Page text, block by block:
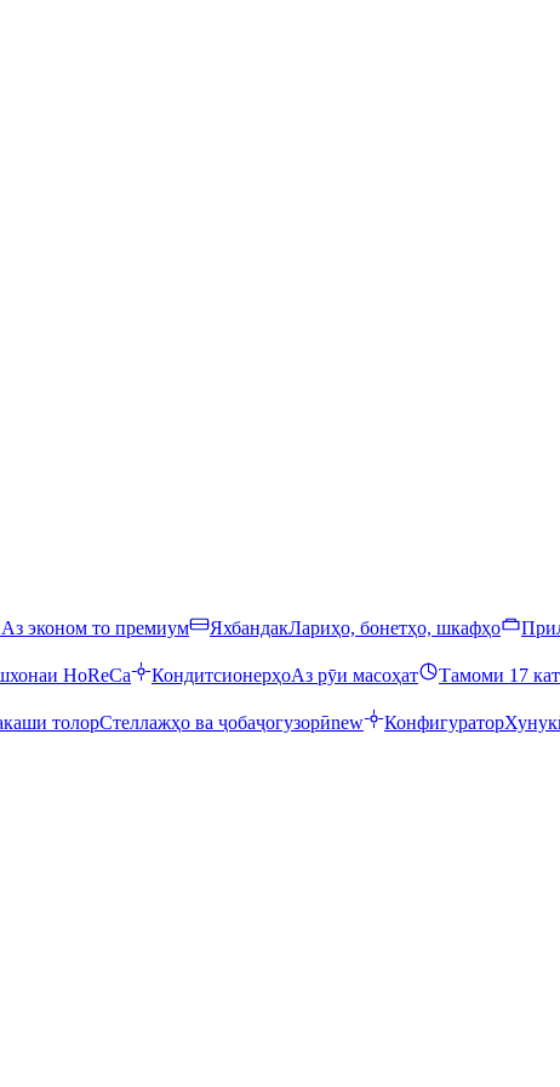
Аз эконом то премиум ЯхбандакЛариҳо, бонетҳо, шкафҳо
HoReCa КондитсионерҳоАз рӯи масоҳат Тамоми 17
толорСтеллажҳо ва ҷобаҷогузорӣnew Конфигуратор